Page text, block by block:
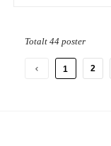
Totalt 44 poster
1 2